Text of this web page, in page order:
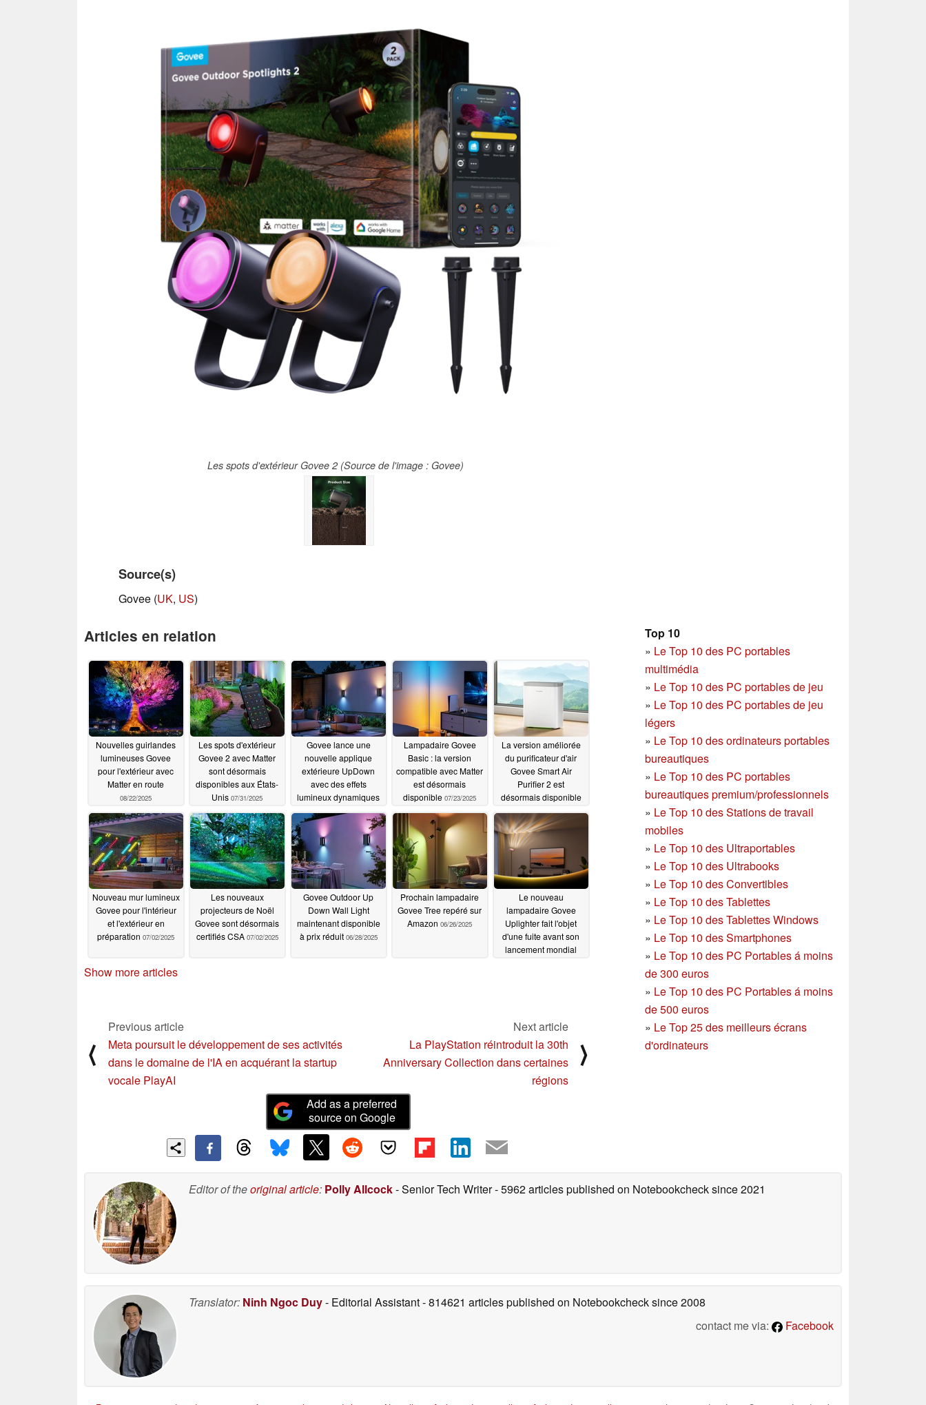
Les spots d'extérieur Govee 2 (Source de l'image : Govee)
Source(s)
Govee (UK, US)
Top 10
» Le Top 10 des PC portables
multimédia
» Le Top 10 des PC portables de jeu
» Le Top 10 des PC portables de jeu
légers
» Le Top 10 des ordinateurs portables
bureautiques
» Le Top 10 des PC portables
bureautiques premium/professionnels
» Le Top 10 des Stations de travail
mobiles
» Le Top 10 des Ultraportables
» Le Top 10 des Ultrabooks
» Le Top 10 des Convertibles
» Le Top 10 des Tablettes
» Le Top 10 des Tablettes Windows
» Le Top 10 des Smartphones
» Le Top 10 des PC Portables á moins
de 300 euros
» Le Top 10 des PC Portables á moins
de 500 euros
» Le Top 25 des meilleurs écrans
d'ordinateurs
Articles en relation
Nouvelles guirlandes
lumineuses Govee
pour l'extérieur avec
Matter en route
08/22/2025
Les spots d'extérieur
Govee 2 avec Matter
sont désormais
disponibles aux États-
Unis 07/31/2025
Govee lance une
nouvelle applique
extérieure UpDown
avec des effets
lumineux dynamiques
07/30/2025
Lampadaire Govee
Basic : la version
compatible avec Matter
est désormais
disponible 07/23/2025
La version améliorée
du purificateur d'air
Govee Smart Air
Purifier 2 est
désormais disponible
07/04/2025
Nouveau mur lumineux
Govee pour l'intérieur
et l'extérieur en
préparation 07/02/2025
Les nouveaux
projecteurs de Noël
Govee sont désormais
certifiés CSA 07/02/2025
Govee Outdoor Up
Down Wall Light
maintenant disponible
à prix réduit 06/28/2025
Prochain lampadaire
Govee Tree repéré sur
Amazon 06/26/2025
Le nouveau
lampadaire Govee
Uplighter fait l'objet
d'une fuite avant son
lancement mondial
Show more articles
⟨
Previous article
Meta poursuit le développement de ses activités
dans le domaine de l'IA en acquérant la startup
vocale PlayAI
Next article
La PlayStation réintroduit la 30th
Anniversary Collection dans certaines
régions
⟩
Add as a preferred
source on Google
Editor of theoriginal article: Polly Allcock- Senior Tech Writer- 5962 articles published on Notebookchecksince 2021
Translator: Ninh Ngoc Duy- Editorial Assistant- 814621 articles published on Notebookchecksince 2008
contact me via:
Facebook